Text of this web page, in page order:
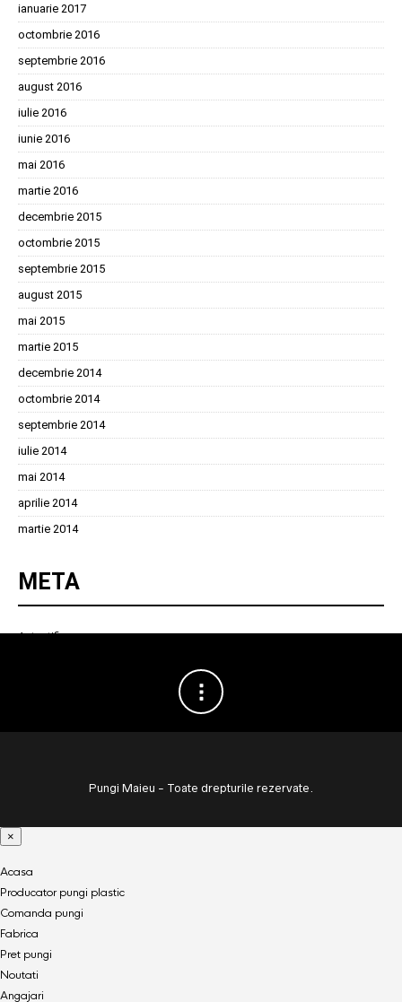
ianuarie 2017
octombrie 2016
septembrie 2016
august 2016
iulie 2016
iunie 2016
mai 2016
martie 2016
decembrie 2015
octombrie 2015
septembrie 2015
august 2015
mai 2015
martie 2015
decembrie 2014
octombrie 2014
septembrie 2014
iulie 2014
mai 2014
aprilie 2014
martie 2014
META
Autentificare
Pungi Maieu - Toate drepturile rezervate.
×
Acasa
Producator pungi plastic
Comanda pungi
Fabrica
Pret pungi
Noutati
Angajari